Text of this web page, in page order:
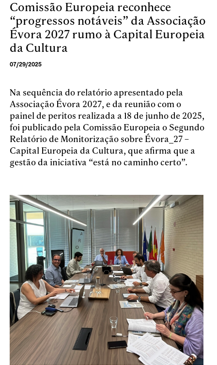
Skip to main content
Comissão Europeia reconhece
“progressos notáveis” da Associação
Évora 2027 rumo à Capital Europeia
da Cultura
07/29/2025
Na sequência do relatório apresentado pela
Associação Évora 2027, e da reunião com o
painel de peritos realizada a 18 de junho de 2025,
foi publicado pela Comissão Europeia o Segundo
Relatório de Monitorização sobre Évora_27 –
Capital Europeia da Cultura, que afirma que a
gestão da iniciativa “está no caminho certo”.